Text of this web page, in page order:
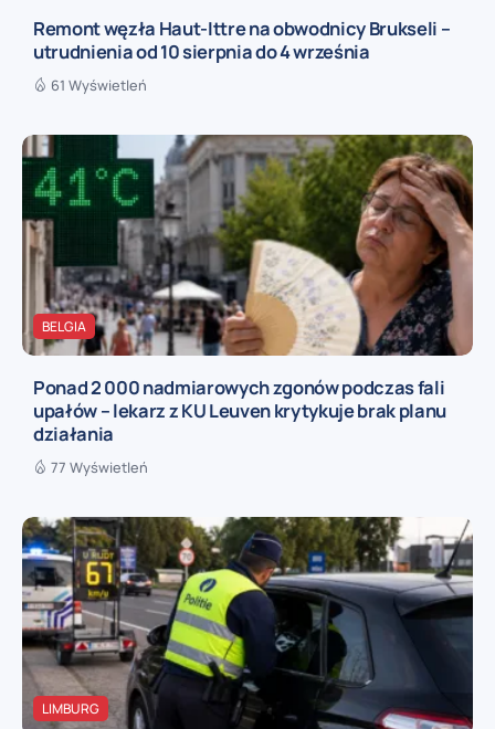
Remont węzła Haut-Ittre na obwodnicy Brukseli –
utrudnienia od 10 sierpnia do 4 września
61 Wyświetleń
BELGIA
Ponad 2 000 nadmiarowych zgonów podczas fali
upałów – lekarz z KU Leuven krytykuje brak planu
działania
77 Wyświetleń
LIMBURG